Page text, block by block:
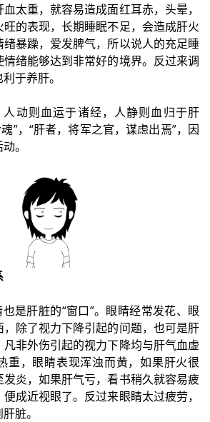
太重，就容易造成面红耳赤，头晕，
的表现，长期睡眠不足，会造成肝火
暴躁，爱发脾气，所以说人的充足睡
绪能够达到非常好的境界。反过来调
于养肝。
动则血运于诸经，人静则血归于肝
”，“肝者，将军之官，谋虑出焉”，因
。
是肝脏的“窗口”。眼睛经常发花、眼
除了视力下降引起的问题，也可是肝
非外伤引起的视力下降均与肝气血虚
重，眼睛表现浑浊而黄，如果肝火很
炎，如果肝气亏，看书稍久就容易疲
成近视眼了。反过来眼睛太过疲劳，
脏。